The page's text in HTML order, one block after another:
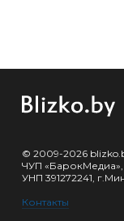
© 2009-2026
ЧУП «БарокМедиа»,
УНП 391272241,
Контакты